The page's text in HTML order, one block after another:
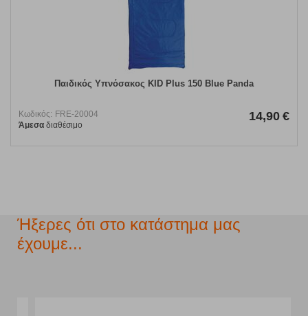
Παιδικός Υπνόσακος KID Plus 150 Blue Panda
Κωδικός: FRE-20004
Άμεσα διαθέσιμο
14,90 €
Ήξερες ότι στο κατάστημα μας
έχουμε...